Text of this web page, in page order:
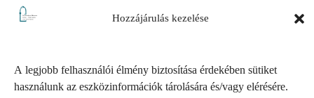
Hozzájárulás kezelése
A legjobb felhasználói élmény biztosítása érdekében sütiket
használunk az eszközinformációk tárolására és/vagy elérésére.